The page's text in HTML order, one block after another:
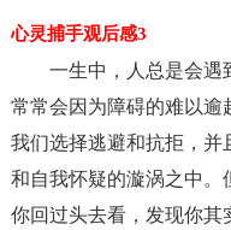
心灵捕手观后感3
一生中，人总是会遇
常常会因为障碍的难以逾
我们选择逃避和抗拒，并
和自我怀疑的漩涡之中。
你回过头去看，发现你其